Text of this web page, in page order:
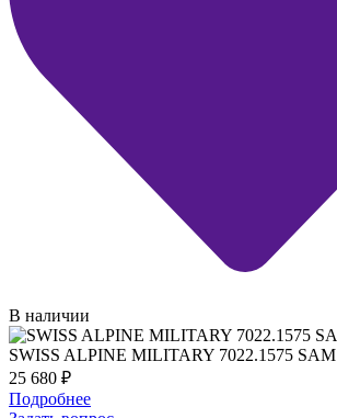
В наличии
SWISS ALPINE MILITARY 7022.1575 SAM
25 680 ₽
Подробнее